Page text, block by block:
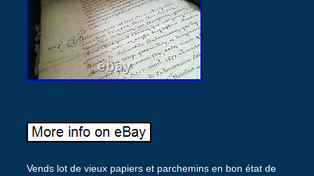
Vends lot de vieux papiers et parchemins en bon état de